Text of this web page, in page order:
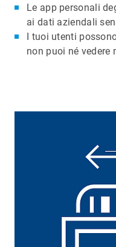
Le app personali
ai dati aziendali
I tuoi utenti
non puoi né